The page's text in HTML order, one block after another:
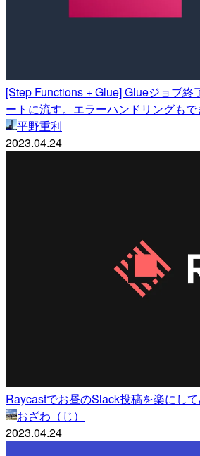
[Step Functions + Glue] Glueジョブ終
ートに流す。エラーハンドリングもで
平野重利
2023.04.24
Raycastでお昼のSlack投稿を楽にし
おざわ（じ）
2023.04.24